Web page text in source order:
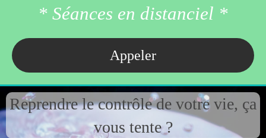
* Séances en distanciel *
Appeler
Reprendre le contrôle de votre vie, ça
vous tente ?